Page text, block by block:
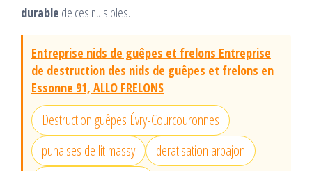
durable de ces nuisibles.
Entreprise nids de guêpes et frelons Entreprise
de destruction des nids de guêpes et frelons en
Essonne 91, ALLO FRELONS
Destruction guêpes Évry-Courcouronnes
punaises de lit massy
deratisation arpajon